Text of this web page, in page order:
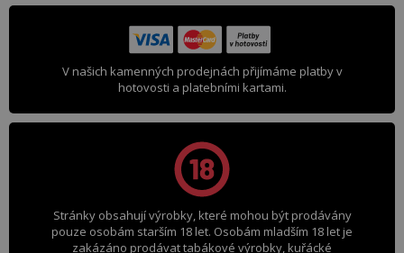
V našich kamenných prodejnách přijímáme platby v
hotovosti a platebními kartami.
Stránky obsahují výrobky, které mohou být prodávány
pouze osobám starším 18 let. Osobám mladším 18 let je
zakázáno prodávat tabákové výrobky, kuřácké